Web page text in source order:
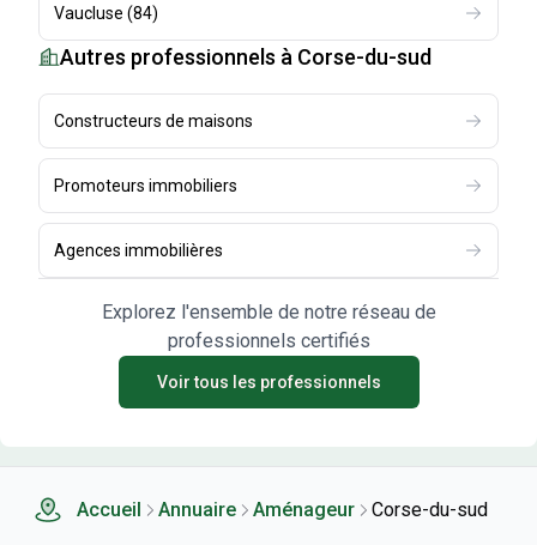
Vaucluse (84)
Autres professionnels à Corse-du-sud
Constructeurs de maisons
Promoteurs immobiliers
Agences immobilières
Explorez l'ensemble de notre réseau de
professionnels certifiés
Voir tous les professionnels
Accueil Annuaire Aménageur Corse-du-sud